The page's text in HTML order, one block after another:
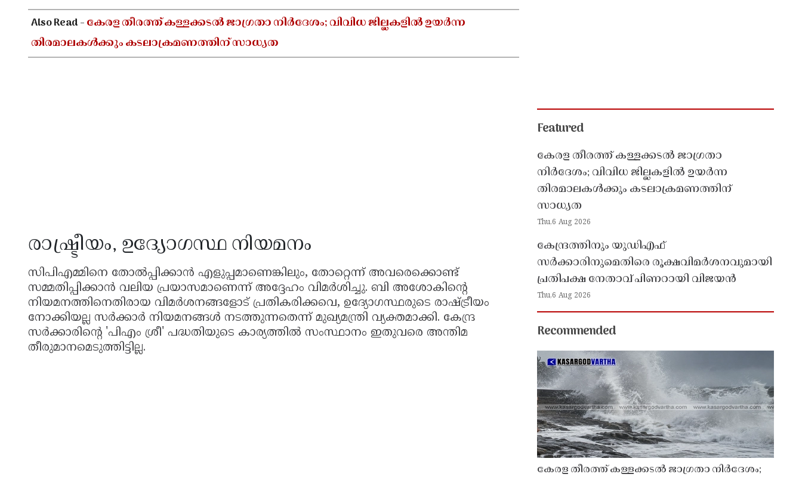
Also Read -കേരള തീരത്ത് കള്ളക്കടൽ ജാഗ്രതാ നിർദേശം; വിവിധ ജില്ലകളിൽ ഉയർന്ന
തിരമാലകൾക്കും കടലാക്രമണത്തിന് സാധ്യത
രാഷ്ട്രീയം, ഉദ്യോഗസ്ഥ നിയമനം
സിപിഎമ്മിനെ തോൽപ്പിക്കാൻ എളുപ്പമാണെങ്കിലും, തോറ്റെന്ന് അവരെക്കൊണ്ട്
സമ്മതിപ്പിക്കാൻ വലിയ പ്രയാസമാണെന്ന് അദ്ദേഹം വിമർശിച്ചു. ബി അശോകിൻ്റെ
നിയമനത്തിനെതിരായ വിമർശനങ്ങളോട് പ്രതികരിക്കവെ, ഉദ്യോഗസ്ഥരുടെ രാഷ്ട്രീയം
നോക്കിയല്ല സർക്കാർ നിയമനങ്ങൾ നടത്തുന്നതെന്ന് മുഖ്യമന്ത്രി വ്യക്തമാക്കി. കേന്ദ്ര
സർക്കാരിൻ്റെ 'പിഎം ശ്രീ' പദ്ധതിയുടെ കാര്യത്തിൽ സംസ്ഥാനം ഇതുവരെ അന്തിമ
തീരുമാനമെടുത്തിട്ടില്ല.
Featured
കേരള തീരത്ത് കള്ളക്കടൽ ജാഗ്രതാ
നിർദേശം; വിവിധ ജില്ലകളിൽ ഉയർന്ന
തിരമാലകൾക്കും കടലാക്രമണത്തിന്
സാധ്യത
Thu,6 Aug 2026
കേന്ദ്രത്തിനും യുഡിഎഫ്
സർക്കാരിനുമെതിരെ രൂക്ഷവിമർശനവുമായി
പ്രതിപക്ഷ നേതാവ് പിണറായി വിജയൻ
Thu,6 Aug 2026
Recommended
കേരള തീരത്ത് കള്ളക്കടൽ ജാഗ്രതാ നിർദേശം;